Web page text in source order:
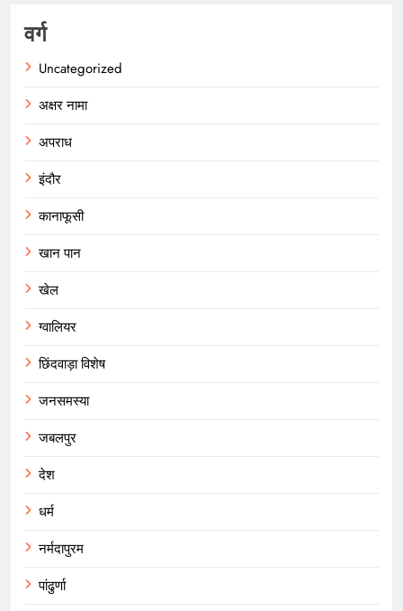
वर्ग
Uncategorized
अक्षर नामा
अपराध
इंदौर
कानाफूसी
खान पान
खेल
ग्वालियर
छिंदवाड़ा विशेष
जनसमस्या
जबलपुर
देश
धर्म
नर्मदापुरम
पांढुर्णा